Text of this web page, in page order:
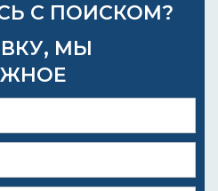
С ПОИСКОМ?
МЫ